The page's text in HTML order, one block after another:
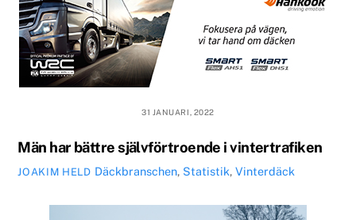
31 JANUARI, 2022
Män har bättre självförtroende i vintertrafiken
JOAKIM HELD Däckbranschen, Statistik, Vinterdäck